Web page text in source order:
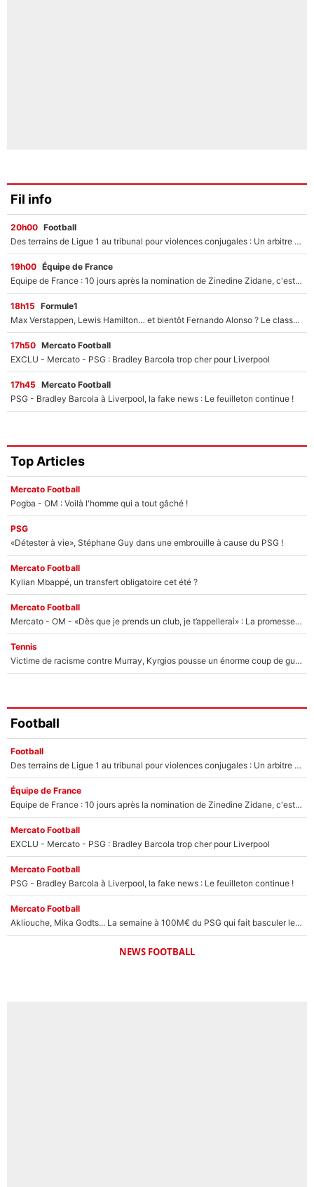
Fil info
20h00 Football
Des terrains de Ligue 1 au tribunal pour violences conjugales : Un arbitre français encourt une peine de 18 mois de prison !
19h00 Équipe de France
Equipe de France : 10 jours après la nomination de Zinedine Zidane, c'est au tour de son fils de prendre un nouveau départ !
18h15 Formule1
Max Verstappen, Lewis Hamilton… et bientôt Fernando Alonso ? Le classement des pilotes les mieux payés en Formule 1 risque de changer !
17h50 Mercato Football
EXCLU - Mercato - PSG : Bradley Barcola trop cher pour Liverpool
17h45 Mercato Football
PSG - Bradley Barcola à Liverpool, la fake news : Le feuilleton continue !
Top Articles
Mercato Football
Pogba - OM : Voilà l'homme qui a tout gâché !
PSG
«Détester à vie», Stéphane Guy dans une embrouille à cause du PSG !
Mercato Football
Kylian Mbappé, un transfert obligatoire cet été ?
Mercato Football
Mercato - OM - «Dès que je prends un club, je t’appellerai» : La promesse de Marcelino au moment de claquer la porte
Tennis
Victime de racisme contre Murray, Kyrgios pousse un énorme coup de gueule !
Football
Football
Des terrains de Ligue 1 au tribunal pour violences conjugales : Un arbitre français encourt une peine de 18 mois de prison !
Équipe de France
Equipe de France : 10 jours après la nomination de Zinedine Zidane, c'est au tour de son fils de prendre un nouveau départ !
Mercato Football
EXCLU - Mercato - PSG : Bradley Barcola trop cher pour Liverpool
Mercato Football
PSG - Bradley Barcola à Liverpool, la fake news : Le feuilleton continue !
Mercato Football
Akliouche, Mika Godts... La semaine à 100M€ du PSG qui fait basculer le mercato du PSG !
NEWS FOOTBALL